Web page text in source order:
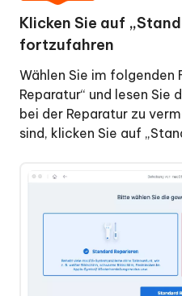
Klicken Sie auf
fortzufahren
Wählen Sie im folgenden
Reparatur“ und lesen Sie
bei der Reparatur zu
sind, klicken Sie auf